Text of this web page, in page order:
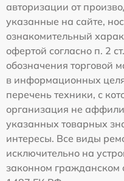
авторизации от
указанные на сайте,
ознакомительный
офертой согласно п. 2
обозначения торговой
в информационных
перечень техники, с
организация не
указанных товарных
интересы. Все виды
исключительно на
законном гражданском